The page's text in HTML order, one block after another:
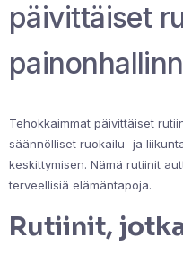
päivittäiset
Tehokkaimmat päivittäiset
säännölliset ruokailu- ja
keskittymisen. Nämä rutiinit
terveellisiä elämäntapoja.
Rutiinit,